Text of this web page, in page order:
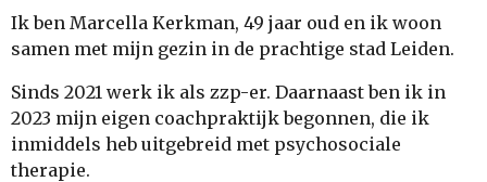
Ik ben Marcella Kerkman, 49 jaar oud en ik woon
samen met mijn gezin in de prachtige stad Leiden.
Sinds 2021 werk ik als zzp-er. Daarnaast ben ik in
2023 mijn eigen coachpraktijk begonnen, die ik
inmiddels heb uitgebreid met psychosociale
therapie.